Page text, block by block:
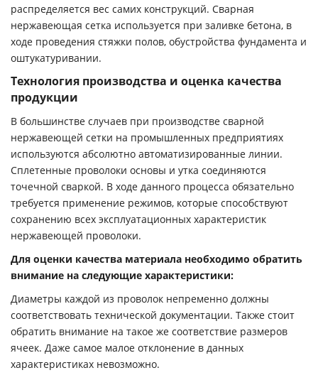
распределяется вес самих конструкций. Сварная
нержавеющая сетка используется при заливке бетона, в
ходе проведения стяжки полов, обустройства фундамента и
оштукатуривании.
Технология производства и оценка качества
продукции
В большинстве случаев при производстве сварной
нержавеющей сетки на промышленных предприятиях
используются абсолютно автоматизированные линии.
Сплетенные проволоки основы и утка соединяются
точечной сваркой. В ходе данного процесса обязательно
требуется применение режимов, которые способствуют
сохранению всех эксплуатационных характеристик
нержавеющей проволоки.
Для оценки качества материала необходимо обратить
внимание на следующие характеристики:
Диаметры каждой из проволок непременно должны
соответствовать технической документации. Также стоит
обратить внимание на такое же соответствие размеров
ячеек. Даже самое малое отклонение в данных
характеристиках невозможно.